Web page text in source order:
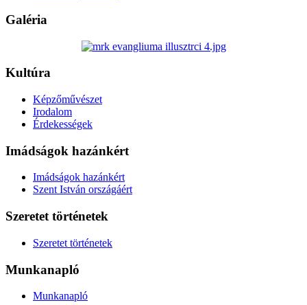
Galéria
Kultúra
Képzőművészet
Irodalom
Érdekességek
Imádságok hazánkért
Imádságok hazánkért
Szent István országáért
Szeretet történetek
Szeretet történetek
Munkanapló
Munkanapló